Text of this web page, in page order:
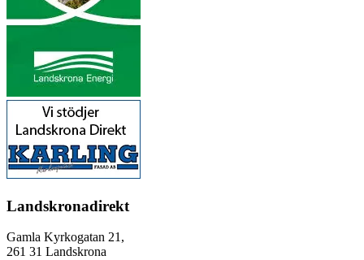
Landskronadirekt
Gamla Kyrkogatan 21,
261 31 Landskrona